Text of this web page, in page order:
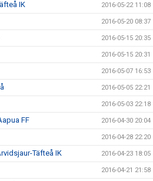
IK 2016-05-22 11:08
2016-05-20 08:37
2016-05-15 20:35
2016-05-15 20:31
2016-05-07 16:53
2016-05-05 22:21
2016-05-03 22:18
FF 2016-04-30 20:04
2016-04-28 22:20
Täfteå IK 2016-04-23 18:05
2016-04-21 21:58